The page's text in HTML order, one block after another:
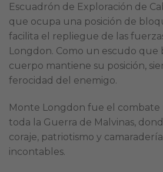
Escuadrón de Exploración de
que ocupa una posición de
facilita el repliegue de las
Longdon. Como un escudo que
cuerpo mantiene su posición,
ferocidad del enemigo.
Monte Longdon fue el combate
toda la Guerra de Malvinas,
coraje, patriotismo y
incontables.